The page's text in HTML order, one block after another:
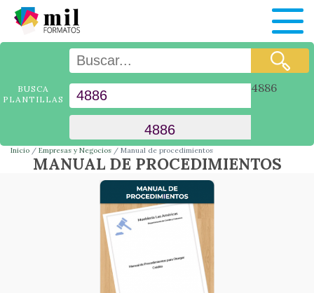
BUSCA
PLANTILLAS
4886
Inicio Empresas y Negocios Manual de procedimientos
MANUAL DE PROCEDIMIENTOS